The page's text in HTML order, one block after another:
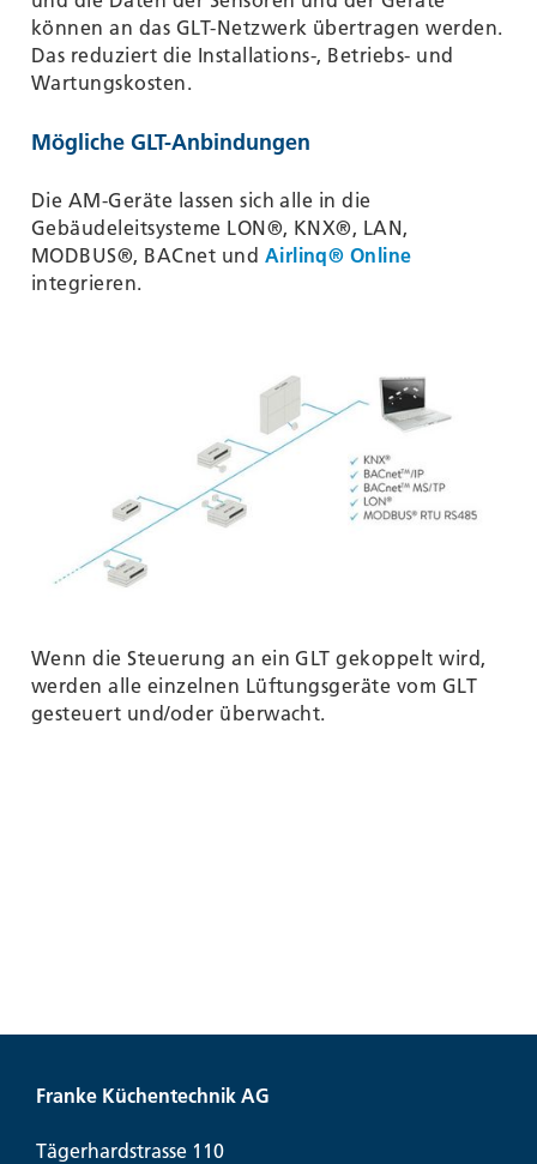
können an das GLT-Netzwerk übertragen werden.
Das reduziert die Installations-, Betriebs- und
Wartungskosten.
Mögliche GLT-Anbindungen
Die AM-Geräte lassen sich alle in die
Gebäudeleitsysteme LON®, KNX®, LAN,
MODBUS®, BACnet und Airlinq® Online
integrieren.
Wenn die Steuerung an ein GLT gekoppelt wird,
werden alle einzelnen Lüftungsgeräte vom GLT
gesteuert und/oder überwacht.
Franke Küchentechnik AG
Tägerhardstrasse 110